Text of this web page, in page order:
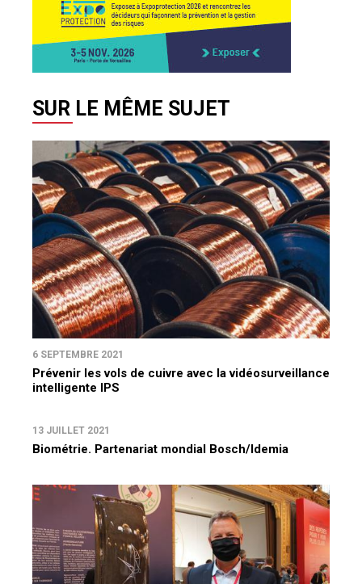
SUR LE MÊME SUJET
6 SEPTEMBRE 2021
Prévenir les vols de cuivre avec la vidéosurveillance
intelligente IPS
13 JUILLET 2021
Biométrie. Partenariat mondial Bosch/Idemia